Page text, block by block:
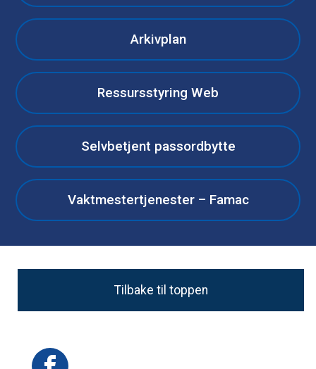
Arkivplan
Ressursstyring Web
Selvbetjent passordbytte
Vaktmestertjenester – Famac
Tilbake til toppen